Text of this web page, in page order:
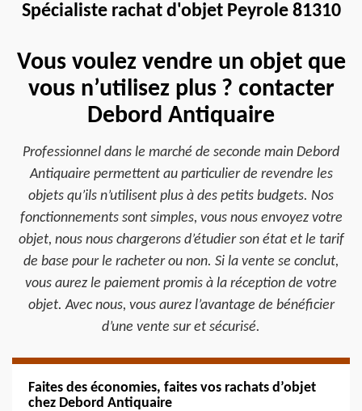
Spécialiste rachat d'objet Peyrole 81310
Vous voulez vendre un objet que
vous n’utilisez plus ? contacter
Debord Antiquaire
Professionnel dans le marché de seconde main Debord
Antiquaire permettent au particulier de revendre les
objets qu’ils n’utilisent plus à des petits budgets. Nos
fonctionnements sont simples, vous nous envoyez votre
objet, nous nous chargerons d’étudier son état et le tarif
de base pour le racheter ou non. Si la vente se conclut,
vous aurez le paiement promis à la réception de votre
objet. Avec nous, vous aurez l’avantage de bénéficier
d’une vente sur et sécurisé.
Faites des économies, faites vos rachats d’objet
chez Debord Antiquaire